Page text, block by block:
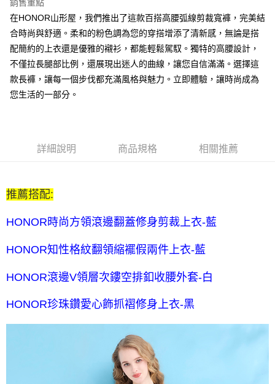
ATM付款
運送方式
全家取貨付款 -訂單滿 $2000 元即享免運服務，未滿則另收
$80 元物流費用。
每筆NT$80，滿NT$2,000(含以上)免運費
每筆NT$80，滿NT$2,000(含以上)免運費
7-11付款後取貨-訂單滿 $2000 元即享免運服務-未滿則另收
每筆NT$80，滿NT$2,000(含以上)免運費
宅配送到家-訂單滿 $2000 元即享免運服務-未滿則另收 $120 元物
每筆NT$120，滿NT$2,000(含以上)免運費
銷售重點
在HONOR山形屋，我們推出了這款百搭高腰弧線剪裁寬褲，完美結
合時尚與舒適。柔和的粉色調為您的穿搭增添了清新感，無論是搭
配簡約的上衣還是優雅的襯衫，都能輕鬆駕馭。獨特的高腰設計，
不僅拉長腿部比例，還展現出迷人的曲線，讓您自信滿滿。選擇這
款長褲，讓每一個步伐都充滿風格與魅力。立即體驗，讓時尚成為
您生活的一部分。
詳細說明 商品規格 相關推薦
推薦搭配:
HONOR時尚方領滾邊翻蓋修身剪裁上衣-藍
HONOR知性格紋翻領縮襬假兩件上衣-藍
HONOR滾邊V領層次鏤空排釦收腰外套-白
HONOR珍珠鑽愛心飾抓褶修身上衣-黑